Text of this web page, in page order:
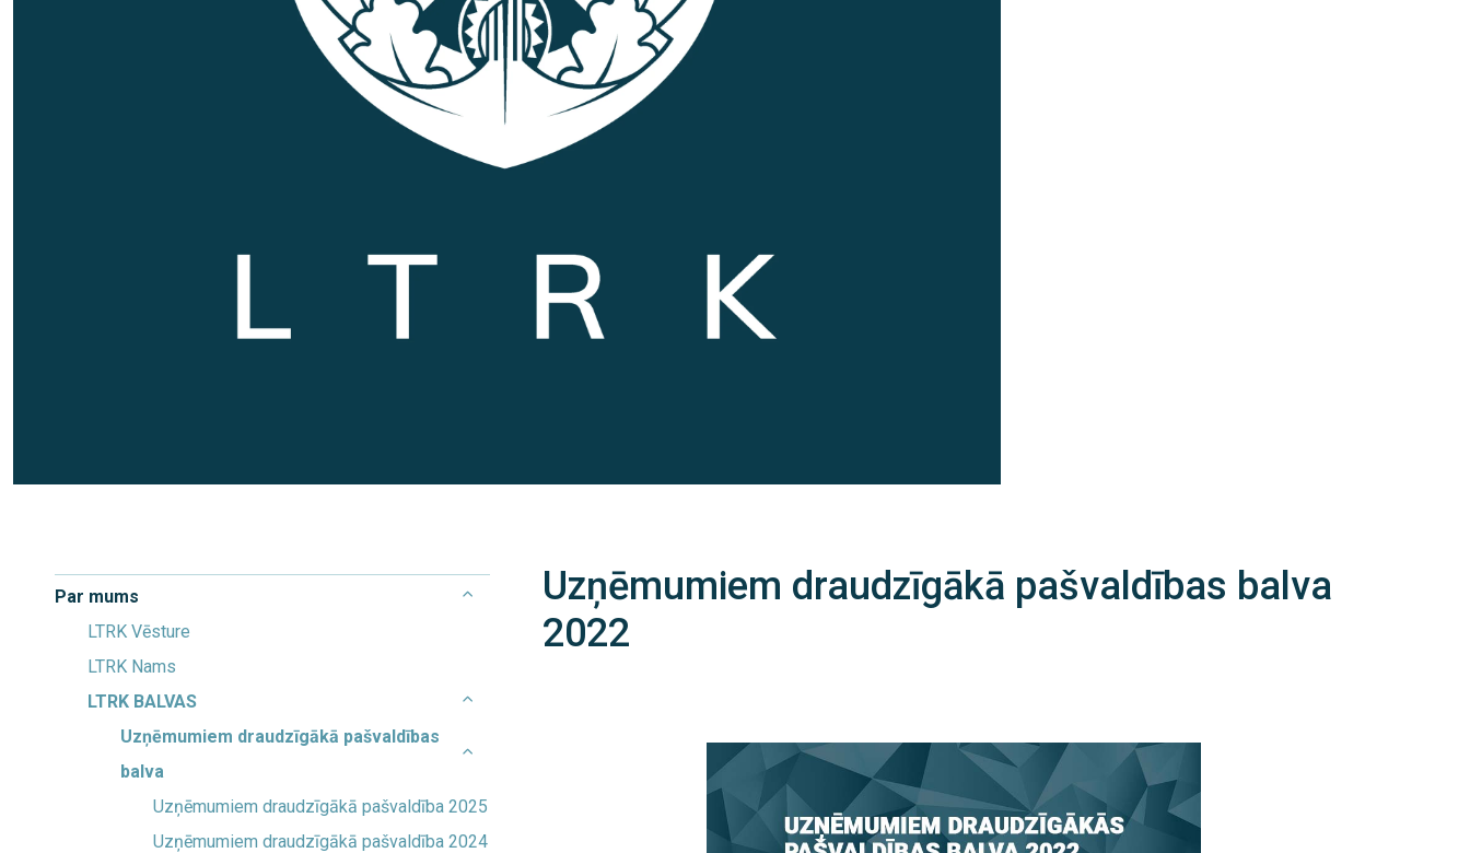
Par mums
LTRK Vēsture
LTRK Nams
LTRK BALVAS
Uzņēmumiem draudzīgākā pašvaldības
balva
Uzņēmumiem draudzīgākā pašvaldība 2025
Uzņēmumiem draudzīgākā pašvaldība 2024
Uzņēmumiem draudzīgākā pašvaldības balva
2022